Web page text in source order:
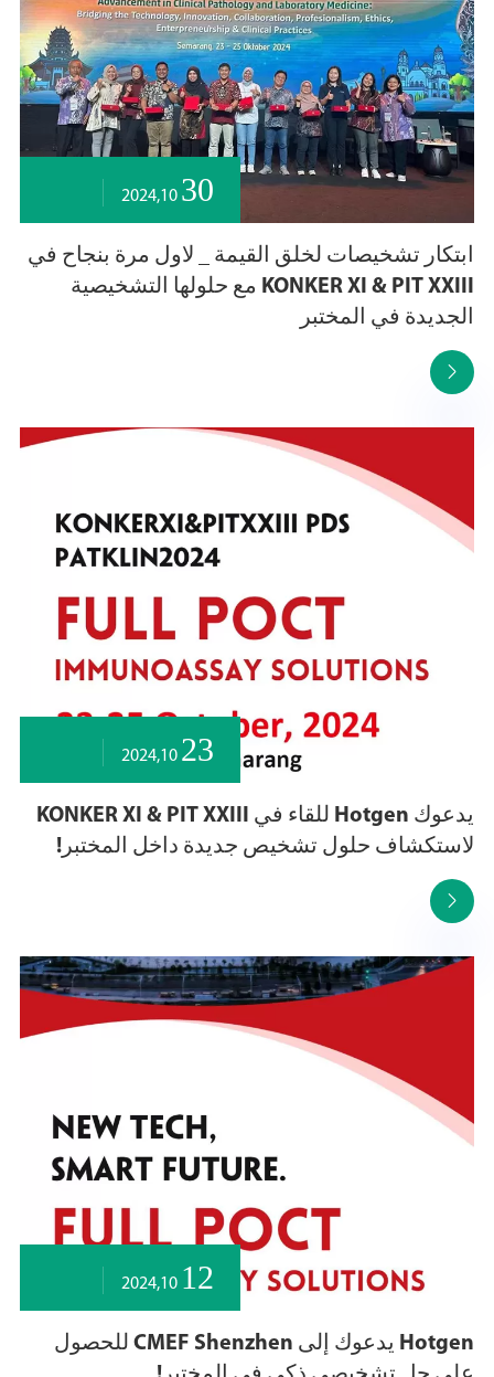
30
2024,10
ابتكار تشخيصات لخلق القيمة _ لاول مرة بنجاح في
KONKER XI & PIT XXIII مع حلولها التشخيصية
الجديدة في المختبر

23
2024,10
يدعوك Hotgen للقاء في KONKER XI & PIT XXIII
لاستكشاف حلول تشخيص جديدة داخل المختبر!

12
2024,10
Hotgen يدعوك إلى CMEF Shenzhen للحصول